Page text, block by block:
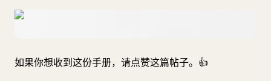
如果你想收到这份手册，请点赞这篇帖子。👍